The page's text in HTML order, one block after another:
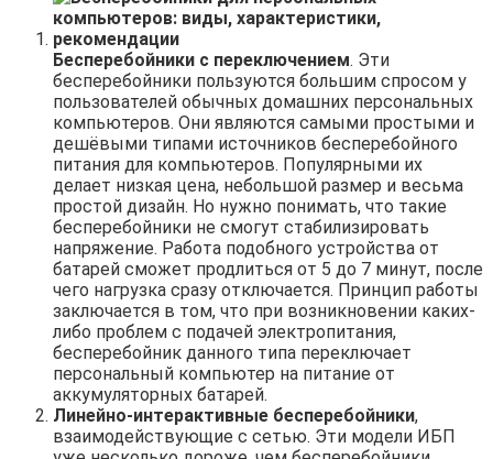
Бесперебойники с переключением. Эти
бесперебойники пользуются большим спросом у
пользователей обычных домашних персональных
компьютеров. Они являются самыми простыми и
дешёвыми типами источников бесперебойного
питания для компьютеров. Популярными их
делает низкая цена, небольшой размер и весьма
простой дизайн. Но нужно понимать, что такие
бесперебойники не смогут стабилизировать
напряжение. Работа подобного устройства от
батарей сможет продлиться от 5 до 7 минут, после
чего нагрузка сразу отключается. Принцип работы
заключается в том, что при возникновении каких-
либо проблем с подачей электропитания,
бесперебойник данного типа переключает
персональный компьютер на питание от
аккумуляторных батарей.
Линейно-интерактивные бесперебойники,
взаимодействующие с сетью. Эти модели ИБП